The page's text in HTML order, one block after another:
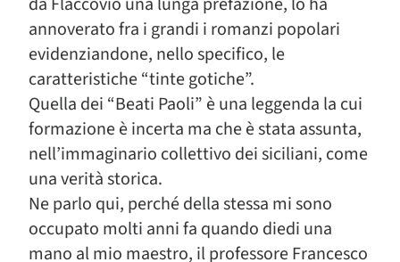
annoverato fra i grandi i romanzi popolari
evidenziandone, nello specifico, le
caratteristiche “tinte gotiche”.
Quella dei “Beati Paoli” è una leggenda la cui
formazione è incerta ma che è stata assunta,
nell’immaginario collettivo dei siciliani, come
una verità storica.
Ne parlo qui, perché della stessa mi sono
occupato molti anni fa quando diedi una
mano al mio maestro, il professore Francesco